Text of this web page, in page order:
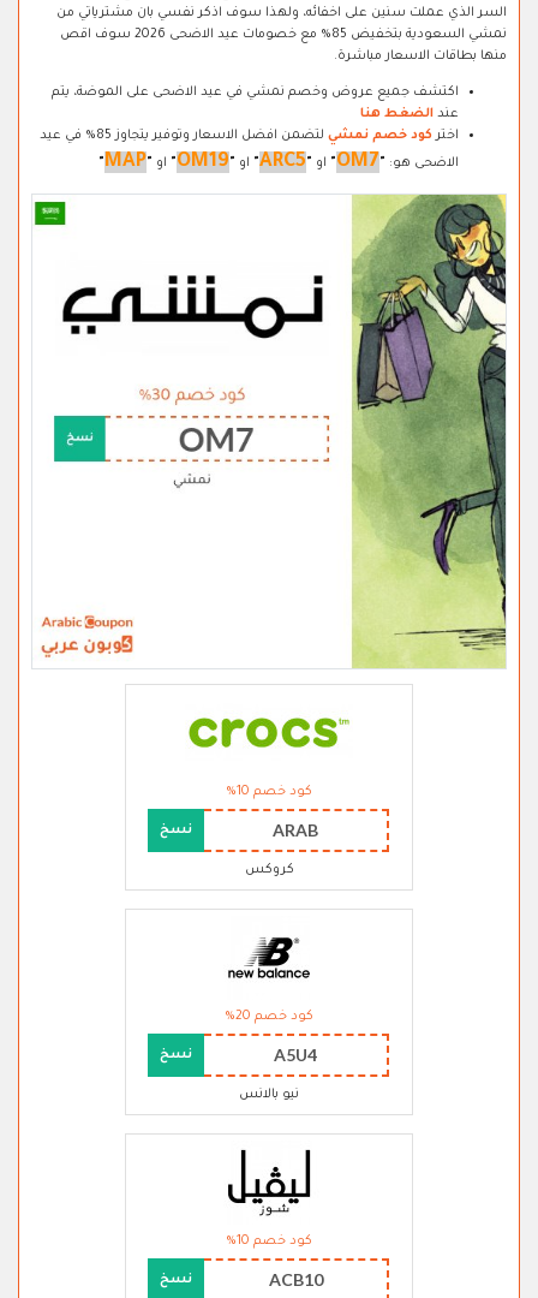
السر الذي عملت سنين على اخفائه، ولهذا سوف اذكر نفسي بان مشترياتي من
نمشي السعودية بتخفيض 85% مع خصومات عيد الاضحى 2026 سوف اقص
منها بطاقات الاسعار مباشرة.
اكتشف جميع عروض وخصم نمشي في عيد الاضحى على الموضة، يتم
عند الضغط هنا
اختر كود خصم نمشي
لتضمن افضل الاسعار وتوفير يتجاوز 85% في عيد
الاضحى هو: "
OM7
" او "
ARC5
" او "
OM19
" او "
MAP
"
كود خصم 10%
ARAB نسخ
كروكس
كود خصم 20%
A5U4 نسخ
نيو بالانس
كود خصم 10%
ACB10 نسخ